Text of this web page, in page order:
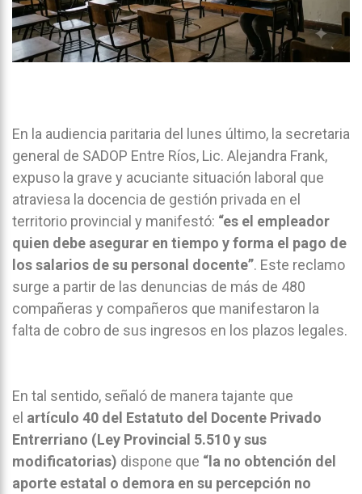
En la audiencia paritaria del lunes último, la secretaria
general de SADOP Entre Ríos, Lic. Alejandra Frank,
expuso la grave y acuciante situación laboral que
atraviesa la docencia de gestión privada en el
territorio provincial y manifestó: “es el empleador
quien debe asegurar en tiempo y forma el pago de
los salarios de su personal docente”. Este reclamo
surge a partir de las denuncias de más de 480
compañeras y compañeros que manifestaron la
falta de cobro de sus ingresos en los plazos legales.
En tal sentido, señaló de manera tajante que
el artículo 40 del Estatuto del Docente Privado
Entrerriano (Ley Provincial 5.510 y sus
modificatorias) dispone que “la no obtención del
aporte estatal o demora en su percepción no